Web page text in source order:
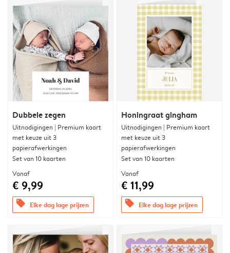
Dubbele zegen
Uitnodigingen | Premium kaart
met keuze uit 3
papierafwerkingen
Set van 10 kaarten
Vanaf
€ 9,99
offers Elke dag lage prijzen
Honingraat gingham
Uitnodigingen | Premium kaart
met keuze uit 3
papierafwerkingen
Set van 10 kaarten
Vanaf
€ 11,99
offers Elke dag lage prijzen